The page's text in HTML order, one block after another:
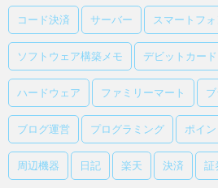
コード決済 サーバー スマートフォ
ソフトウェア構築メモ デビットカード
ハードウェア ファミリーマート
ブログ運営 プログラミング ポイン
周辺機器 日記 楽天 決済 証